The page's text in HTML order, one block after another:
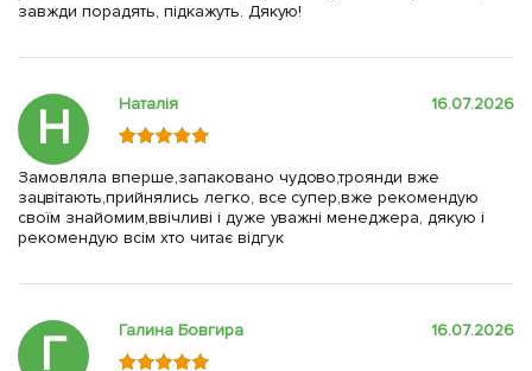
завжди порадять, підкажуть. Дякую!
Н Наталія 16.07.2026
Замовляла вперше,запаковано чудово,троянди вже
зацвітають,прийнялись легко, все супер,вже рекомендую
своїм знайомим,ввічливі і дуже уважні менеджера, дякую і
рекомендую всім хто читає відгук
Г Галина Бовгира 16.07.2026